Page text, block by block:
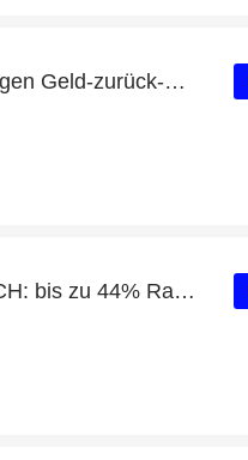
Profitieren Sie von einer 30-tägigen Geld-zurück-Garantie
Tägliche Ersparnisse für Polar CH: bis zu 44% Rabatt + kostenlose Geschenke und mehr